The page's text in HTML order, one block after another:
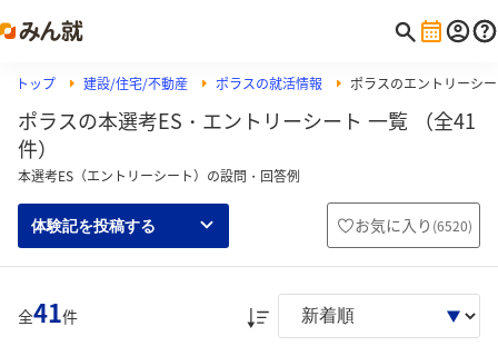
トップ 建設/住宅/不動産 ポラスの就活情報 ポラスのエントリーシ
ポラスの本選考ES・エントリーシート 一覧 （全41
件）
本選考ES（エントリーシート）の設問・回答例
体験記を投稿する お気に入り (6520)
全41件